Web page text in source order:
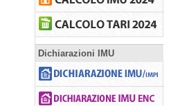
Dichiarazioni IMU